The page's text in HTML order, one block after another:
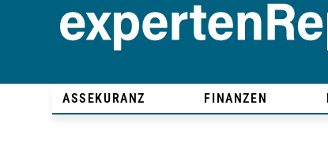
ASSEKURANZ FINANZEN